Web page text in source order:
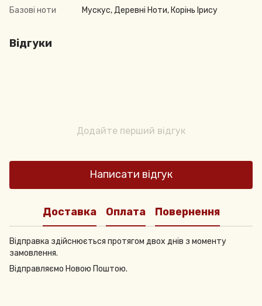
Базові ноти
Мускус, Деревні Ноти, Корінь Ірису
Відгуки
Додайте перший відгук
Написати відгук
Доставка Оплата Повернення
Відправка здійснюється протягом двох днів з моменту
замовлення.
Відправляємо Новою Поштою.